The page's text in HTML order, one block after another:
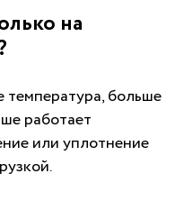
на
больше
работает
или уплотнение